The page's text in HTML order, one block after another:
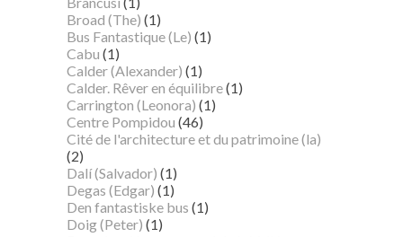
Broad (The) (1)
Bus Fantastique (Le) (1)
Cabu (1)
Calder (Alexander) (1)
Calder. Rêver en équilibre(1)
Carrington (Leonora) (1)
Centre Pompidou (46)
Cité de l'architecture et du patrimoine (la)
(2)
Dalí (Salvador) (1)
Degas (Edgar) (1)
Den fantastiske bus (1)
Doig (Peter) (1)